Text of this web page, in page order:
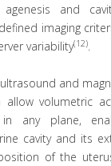
and
imaging
variability(12).
and
allow volumetric
in any plane,
cavity and its
of the